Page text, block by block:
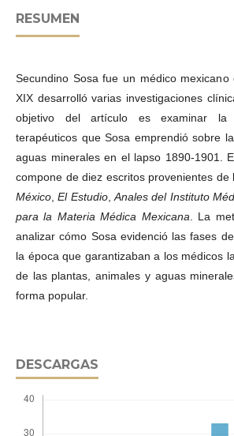
RESUMEN
Secundino Sosa fue un médico
XIX desarrolló varias investigaciones
objetivo del artículo es examinar la
terapéuticos que Sosa emprendió sobre
aguas minerales en el lapso 1890-1901.
compone de diez escritos provenientes de
México ,El Estudio,Anales del Instituto
para la Materia Médica Mexicana . La
analizar cómo Sosa evidenció las fases
la época que garantizaban a los médicos
de las plantas, animales y aguas
forma popular.
DESCARGAS